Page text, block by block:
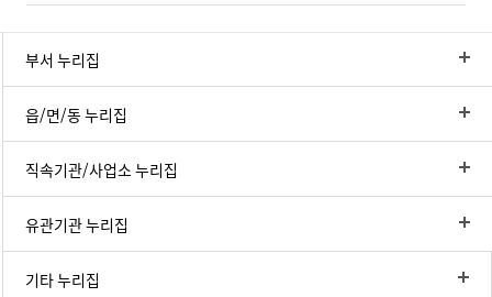
부서 누리집
읍/면/동 누리집
직속기관/사업소 누리집
유관기관 누리집
기타 누리집